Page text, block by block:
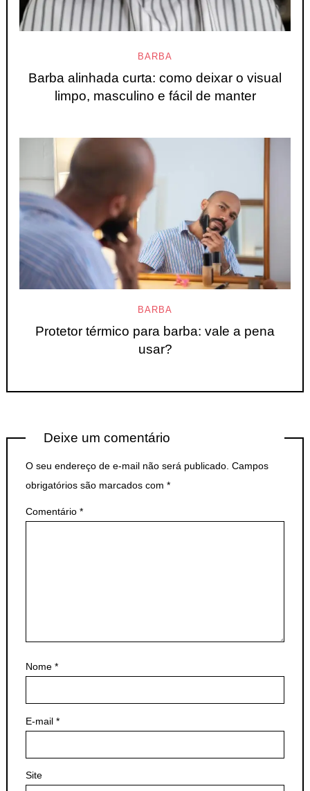
BARBA
Barba alinhada curta: como deixar o visual
limpo, masculino e fácil de manter
BARBA
Protetor térmico para barba: vale a pena
usar?
Deixe um comentário
O seu endereço de e-mail não será publicado. Campos
obrigatórios são marcados com *
Comentário *
Nome *
E-mail *
Site